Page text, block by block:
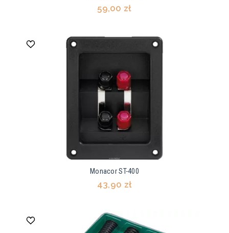
59,00 zł
Monacor ST-400
43,90 zł